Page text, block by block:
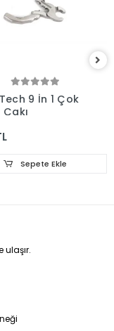
9 İn 1 Çok
Sepete Ekle
ulaşır.